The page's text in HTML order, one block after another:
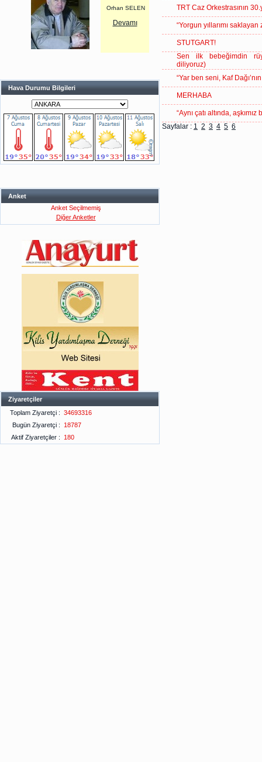
Orhan SELEN
Devamı
Hava Durumu Bilgileri
Anket
Anket Seçilmemiş
Diğer Anketler
Ziyaretçiler
Toplam Ziyaretçi : 34693316
Bugün Ziyaretçi :
18787
Aktif Ziyaretçiler :
180
TRT Caz Orkestrasının
“Yorgun yıllarımı saklayan
STUTGART!
Sen ilk bebeğimdin
diliyoruz)
“Yar ben seni, Kaf
MERHABA
“Aynı çatı altında, aşkımız
Sayfalar : 1 2 3 4 5 6